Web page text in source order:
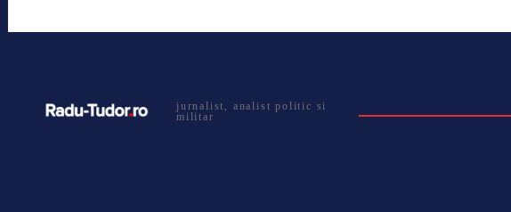
jurnalist, analist politic si
militar